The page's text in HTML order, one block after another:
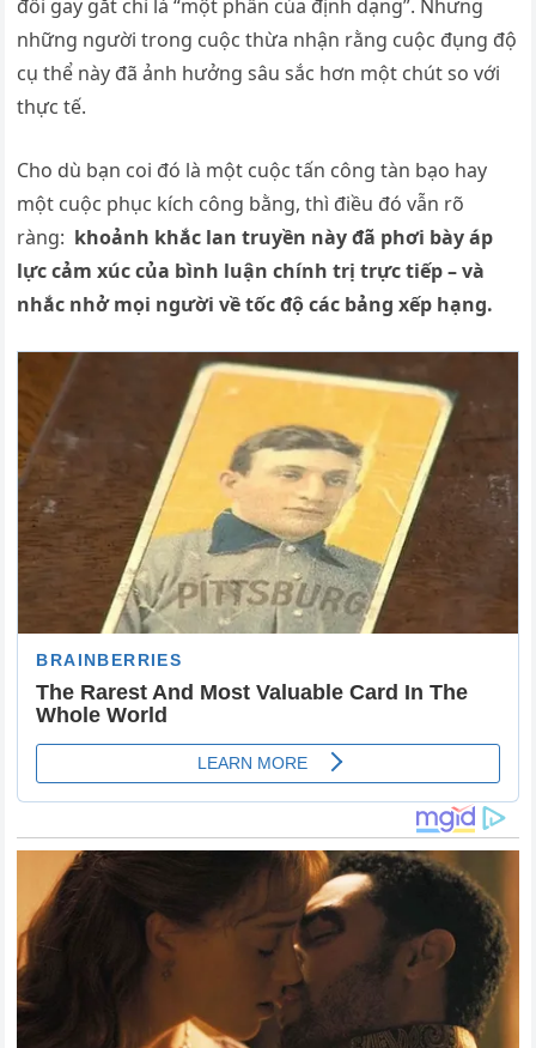
đổi gay gắt chỉ là “một phần của định dạng”. Nhưng
những người trong cuộc thừa nhận rằng cuộc đụng độ
cụ thể này đã ảnh hưởng sâu sắc hơn một chút so với
thực tế.
Cho dù bạn coi đó là một cuộc tấn công tàn bạo hay
một cuộc phục kích công bằng, thì điều đó vẫn rõ
ràng: khoảnh khắc lan truyền này đã phơi bày áp
lực cảm xúc của bình luận chính trị trực tiếp – và
nhắc nhở mọi người về tốc độ các bảng xếp hạng.